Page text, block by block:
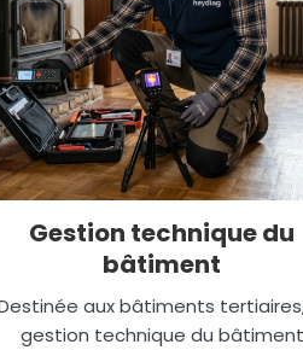
Gestion technique du
bâtiment
aux bâtiments
gestion technique du bâtiment